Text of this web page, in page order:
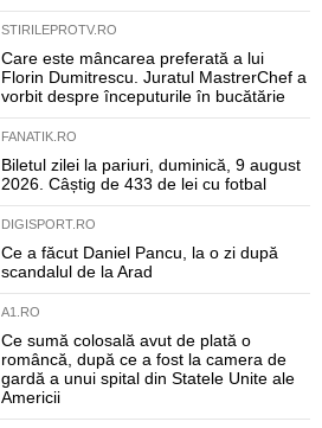
STIRILEPROTV.RO
Care este mâncarea preferată a lui
Florin Dumitrescu. Juratul MastrerChef a
vorbit despre începuturile în bucătărie
FANATIK.RO
Biletul zilei la pariuri, duminică, 9 august
2026. Câștig de 433 de lei cu fotbal
DIGISPORT.RO
Ce a făcut Daniel Pancu, la o zi după
scandalul de la Arad
A1.RO
Ce sumă colosală avut de plată o
româncă, după ce a fost la camera de
gardă a unui spital din Statele Unite ale
Americii